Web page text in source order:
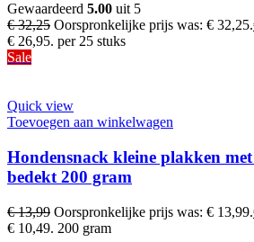
Gewaardeerd 5.00 uit 5
€32,25 Oorspronkelijke prijs was: € 32,25.
€ 26,95. per 25 stuks
Sale
Quick view
Toevoegen aan winkelwagen
Hondensnack kleine plakken
bedekt 200 gram
€13,99 Oorspronkelijke prijs was: € 13,99.
€ 10,49. 200 gram